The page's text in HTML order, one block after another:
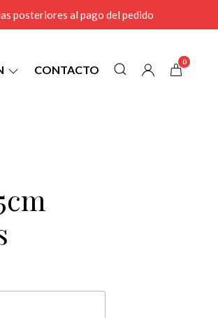
posteriores al pago del pedido
CONTACTO
0